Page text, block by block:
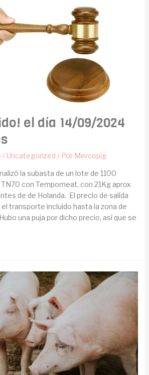
el día 14/09/2024
/ Uncategorized / Por Mercopig
la subasta de un lote de 1100
con Tempomeat, con 21Kg aprox
de de Holanda. El precio de salida
transporte incluido hasta la zona de
una puja por dicho precio, así que se